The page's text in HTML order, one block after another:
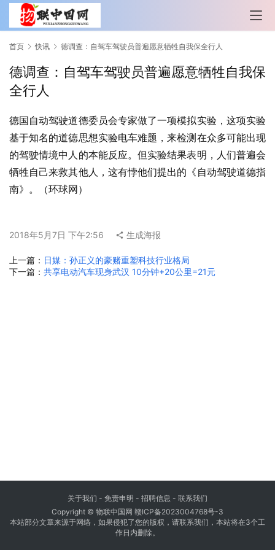
首页 快讯 德调查：自驾车驾驶员普遍愿意牺牲自我保全行人
德调查：自驾车驾驶员普遍愿意牺牲自我保
全行人
德国自动驾驶道德委员会专家做了一项模拟实验，这项实验
基于知名的道德思想实验电车难题，来检测在众多可能出现
的驾驶情境中人的本能反应。但实验结果表明，人们普遍会
牺牲自己来救其他人，这有悖他们提出的《自动驾驶道德指
南》。（环球网）
2018年5月7日 下午2:56 生成海报
上一篇： 日媒：孙正义的豪赌重塑科技行业格局
下一篇： 共享电动汽车现身武汉 10分钟+20公里=21元
关于我们 - 免责申明 - 招聘信息 - 联系我们
Copyright © 物联中国网 赣ICP备2023004768号-3
本站部分文章来源于网络，如果侵犯了您的版权，请联系我们，本站将在3个工
作日内删除。